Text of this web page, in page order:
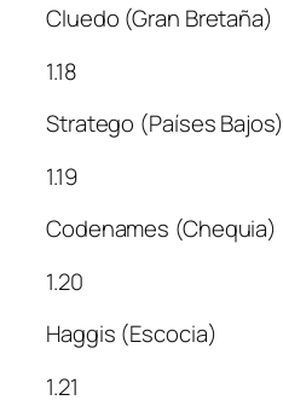
Cluedo (Gran Bretaña)
1.18
Stratego (Países Bajos)
1.19
Codenames (Chequia)
1.20
Haggis (Escocia)
1.21